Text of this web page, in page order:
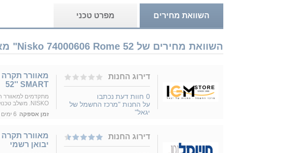
השוואת מחירים מפרט טכני
השוואת מחירים של Nisko 74000606 Rome 52" מאוורר תקרה נמכר ב 3 חנויות
דירוג החנות
0 חוות דעת נכתבו
על החנות "מרכז החשמל של
יגאל"
52'' SMART
NISKO. משלב טכנולוגיות מתקדמות בעיצוב אלגנטי...
זמן אספקה 6 ימים
דירוג החנות
יבואן רשמי